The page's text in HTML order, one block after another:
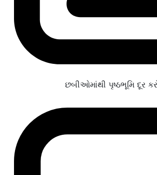
છબીઓમાંથી પૃષ્ઠભૂમિ દૂર